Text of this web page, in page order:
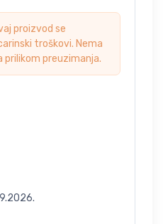
proizvod se
troškovi. Nema
preuzimanja.